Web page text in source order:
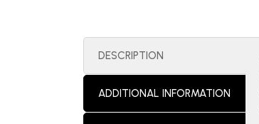
DESCRIPTION
ADDITIONAL INFORMATION